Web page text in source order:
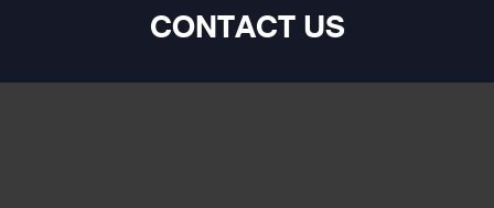
จนถึง 10 นิ้ว เต็มพิกัด!CONTACT US